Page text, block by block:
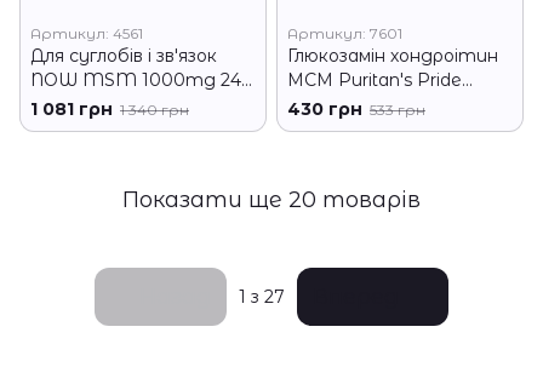
Артикул: 4561
Для суглобів і зв'язок
NOW MSM 1000mg 240
капс
1 081 грн 1 340 грн
Артикул: 7601
Глюкозамін хондроітин
МСМ Puritan's Pride
Glucosamine Chondroitin
with MSM 60 таб для
430 грн 533 грн
Показати ще 20 товарів
1 з 27